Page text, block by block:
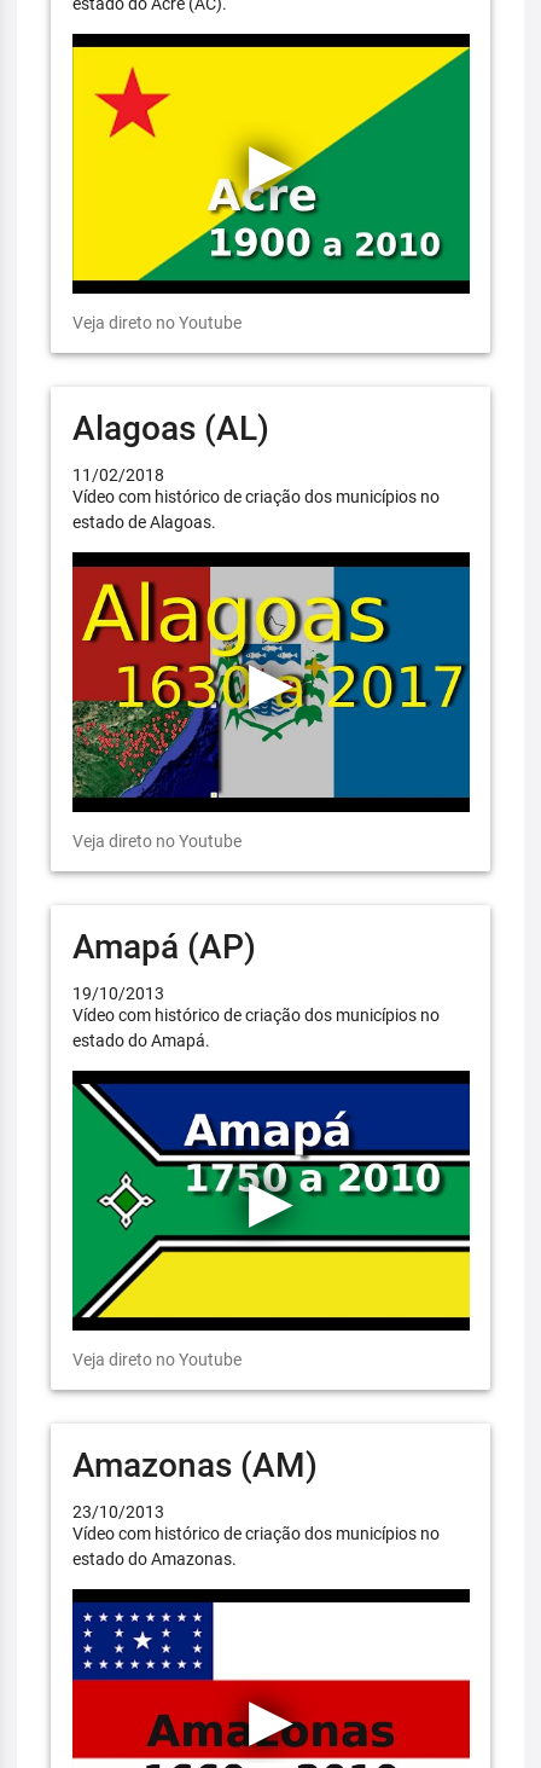
Veja direto no Youtube
Alagoas (AL)
11/02/2018
Vídeo com histórico de criação dos municípios no
estado de Alagoas.
Veja direto no Youtube
Amapá (AP)
19/10/2013
Vídeo com histórico de criação dos municípios no
estado do Amapá.
Veja direto no Youtube
Amazonas (AM)
23/10/2013
Vídeo com histórico de criação dos municípios no
estado do Amazonas.